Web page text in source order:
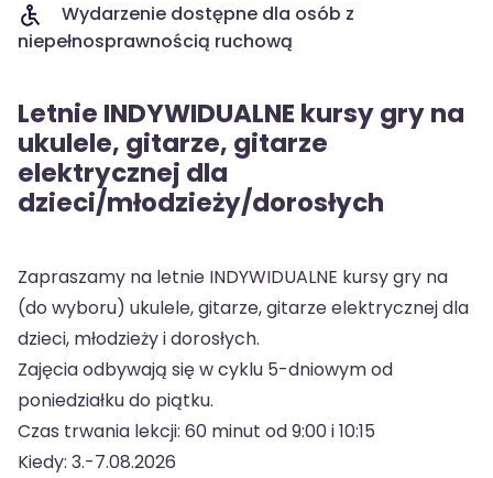
Wydarzenie dostępne dla osób z
niepełnosprawnością ruchową
Letnie INDYWIDUALNE kursy gry na
ukulele, gitarze, gitarze
elektrycznej dla
dzieci/młodzieży/dorosłych
Zapraszamy na letnie INDYWIDUALNE kursy gry na
(do wyboru) ukulele, gitarze, gitarze elektrycznej dla
dzieci, młodzieży i dorosłych.
Zajęcia odbywają się w cyklu 5-dniowym od
poniedziałku do piątku.
Czas trwania lekcji: 60 minut od 9:00 i 10:15
Kiedy: 3.-7.08.2026